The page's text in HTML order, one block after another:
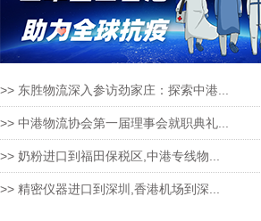
>> 东胜物流深入参访劲家庄：探索中港...
>> 中港物流协会第一届理事会就职典礼...
>> 奶粉进口到福田保税区,中港专线物...
>> 精密仪器进口到深圳,香港机场到深...